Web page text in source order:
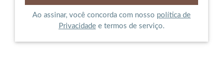
Ao assinar, você concorda com nosso política de
Privacidadee termos de serviço.